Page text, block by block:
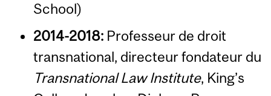
School)
2014-2018:Professeur de droit
transnational, directeur fondateur du
Transnational Law Institute, King’s